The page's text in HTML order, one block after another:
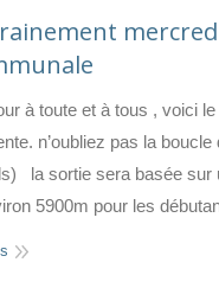
à toute et à tous , voici
n’oubliez pas la
la sortie sera basée sur
5900m pour les